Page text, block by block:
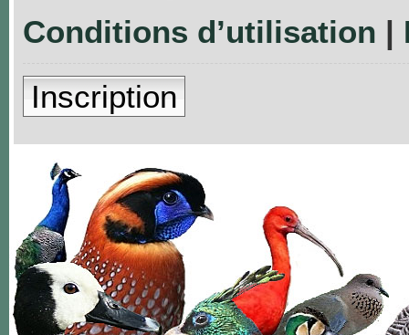
Conditions d’utilisation |
Inscription